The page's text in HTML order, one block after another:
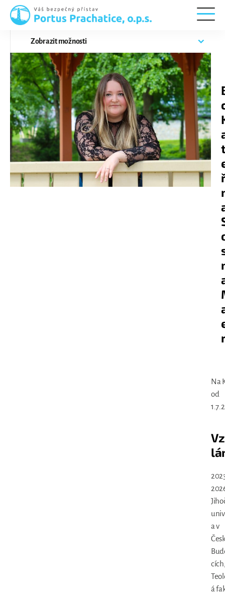
Prachatice
Na
od
a v
á
Zobrazitmožnosti